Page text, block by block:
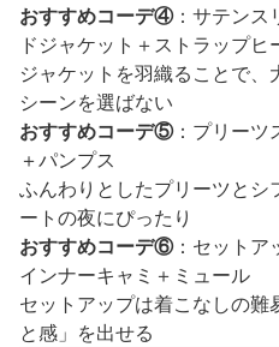
おすすめコーデ④：サテンス
ドジャケット＋ストラップヒ
ジャケットを羽織ることで、
シーンを選ばない
おすすめコーデ⑤：プリーツ
＋パンプス
ふんわりとしたプリーツと
ートの夜にぴったり
おすすめコーデ⑥：セットア
インナーキャミ＋ミュール
セットアップは着こなしの
と感」を出せる